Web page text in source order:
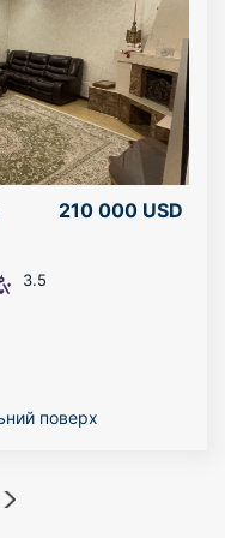
Чекаємо на
210 000 USD
3.5
поверх